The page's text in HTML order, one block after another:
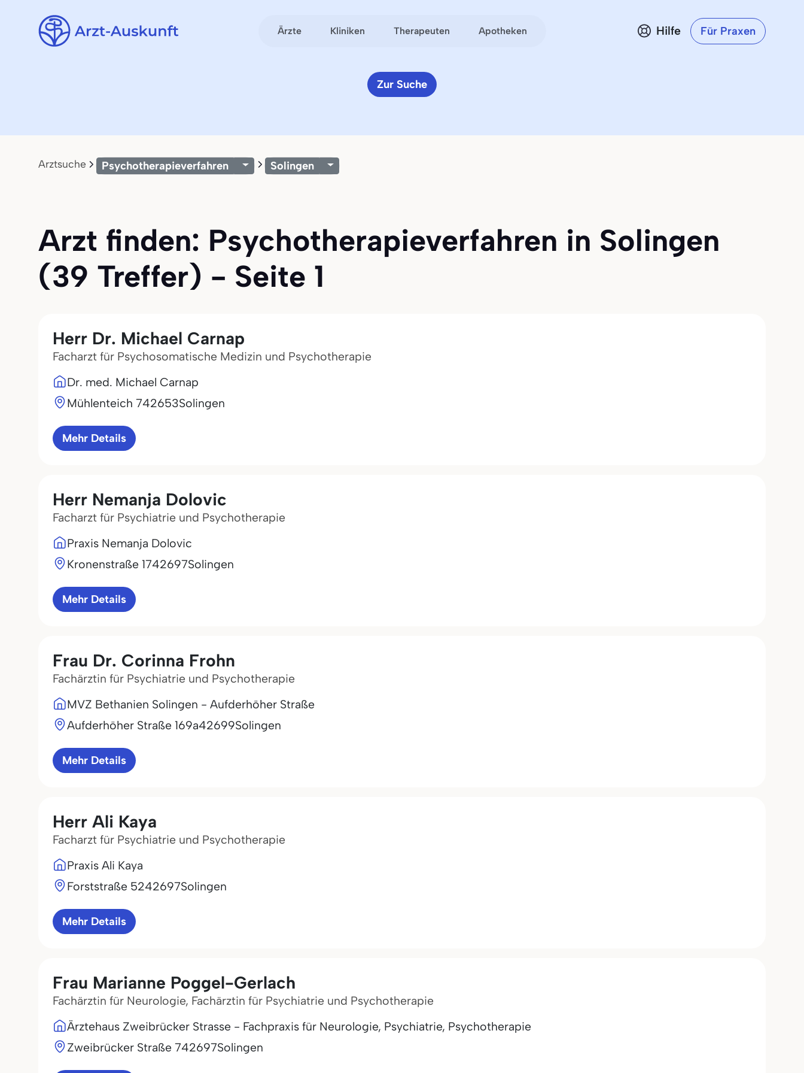
Ärzte Kliniken Therapeuten Apotheken Hilfe Für Praxen
Zur Suche
Arztsuche Psychotherapieverfahren Solingen
Arzt finden: Psychotherapieverfahren in Solingen
(39 Treffer) - Seite 1
Herr Dr. Michael Carnap
Facharzt für Psychosomatische Medizin und Psychotherapie
Dr. med. Michael Carnap
Mühlenteich 742653Solingen
Mehr Details
Herr Nemanja Dolovic
Facharzt für Psychiatrie und Psychotherapie
Praxis Nemanja Dolovic
Kronenstraße 1742697Solingen
Mehr Details
Frau Dr. Corinna Frohn
Fachärztin für Psychiatrie und Psychotherapie
MVZ Bethanien Solingen - Aufderhöher Straße
Aufderhöher Straße 169a42699Solingen
Mehr Details
Herr Ali Kaya
Facharzt für Psychiatrie und Psychotherapie
Praxis Ali Kaya
Forststraße 5242697Solingen
Mehr Details
Frau Marianne Poggel-Gerlach
Fachärztin für Neurologie, Fachärztin für Psychiatrie und Psychotherapie
Ärztehaus Zweibrücker Strasse - Fachpraxis für Neurologie, Psychiatrie, Psychotherapie
Zweibrücker Straße 742697Solingen